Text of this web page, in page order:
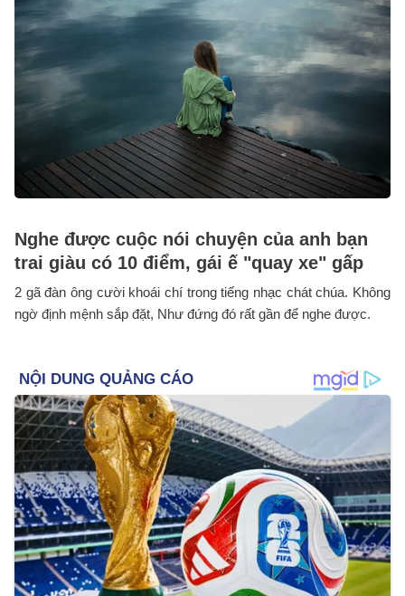
Nghe được cuộc nói chuyện của anh bạn
trai giàu có 10 điểm, gái ế "quay xe" gấp
2 gã đàn ông cười khoái chí trong tiếng nhạc chát chúa. Không
ngờ định mệnh sắp đặt, Như đứng đó rất gần để nghe được.